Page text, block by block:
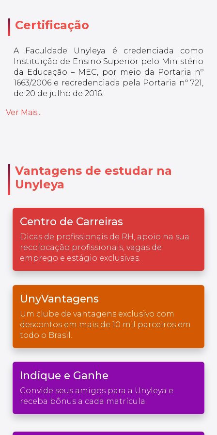
Certificação
A Faculdade Unyleya é credenciada como
Instituição de Ensino Superior pelo Ministério
da Educação – MEC, por meio da Portaria nº
1663/2006 e recredenciada pela Portaria nº 721,
de 20 de julho de 2016.
Ver Mais...
Vantagens de estudar na
Unyleya
Centro de Carreiras
Dicas de profissionais de RH, apoio na sua
recolocação profissionais, vagas de
emprego e estágio exclusivas.
UnyVantagens
Um clube de vantagens exclusivo com
descontos em mais de 10 mil parceiros em
todo o Brasil.
Indique e Ganhe
Convide seus amigos para a Unyleya e
receba bônus a cada matrícula.